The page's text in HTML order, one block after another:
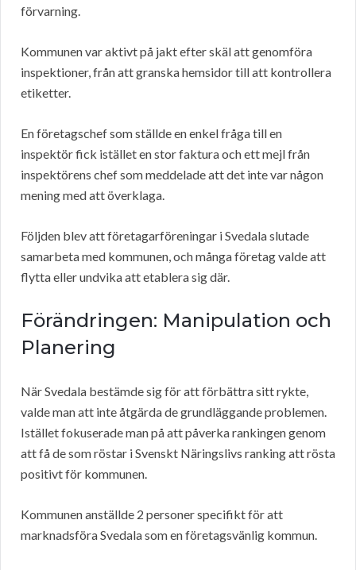
förvarning.
Kommunen var aktivt på jakt efter skäl att genomföra
inspektioner, från att granska hemsidor till att kontrollera
etiketter.
En företagschef som ställde en enkel fråga till en
inspektör fick istället en stor faktura och ett mejl från
inspektörens chef som meddelade att det inte var någon
mening med att överklaga.
Följden blev att företagarföreningar i Svedala slutade
samarbeta med kommunen, och många företag valde att
flytta eller undvika att etablera sig där.
Förändringen: Manipulation och
Planering
När Svedala bestämde sig för att förbättra sitt rykte,
valde man att inte åtgärda de grundläggande problemen.
Istället fokuserade man på att påverka rankingen genom
att få de som röstar i Svenskt Näringslivs ranking att rösta
positivt för kommunen.
Kommunen anställde 2 personer specifikt för att
marknadsföra Svedala som en företagsvänlig kommun.